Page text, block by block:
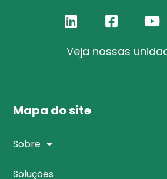
Veja nossas
Mapa do site
Sobre
Soluções